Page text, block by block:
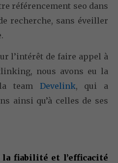
référencement seo dans
recherche, sans éveiller
l’intérêt de faire appel à
nous avons eu la
team Develink, qui a
ainsi qu’à celles de ses
fiabilité et l’efficacité